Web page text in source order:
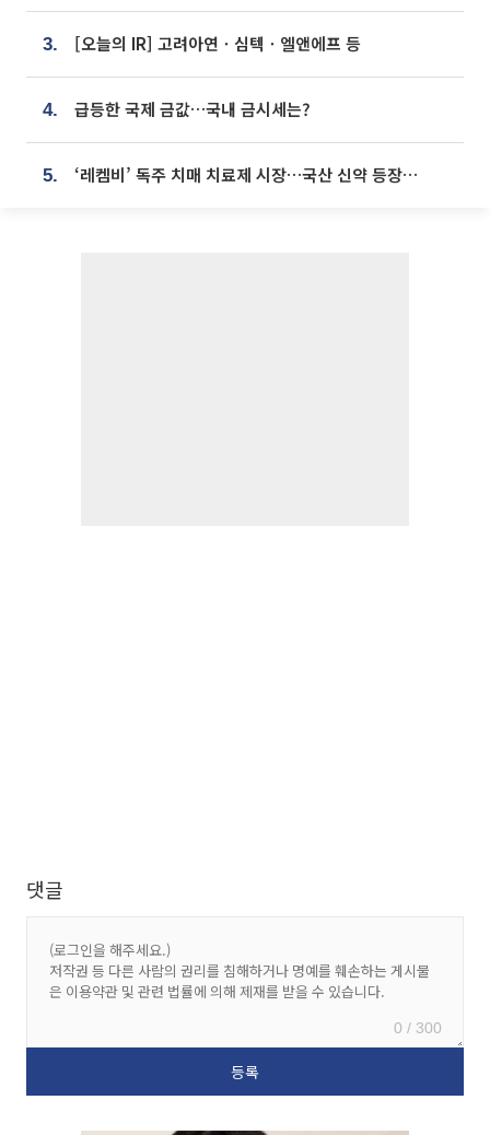
3. [오늘의 IR] 고려아연ㆍ심텍ㆍ엘앤에프 등
4. 급등한 국제 금값…국내 금시세는?
5. ‘레켐비’ 독주 치매 치료제 시장…국산 신약 등장하나
댓글
0 / 300